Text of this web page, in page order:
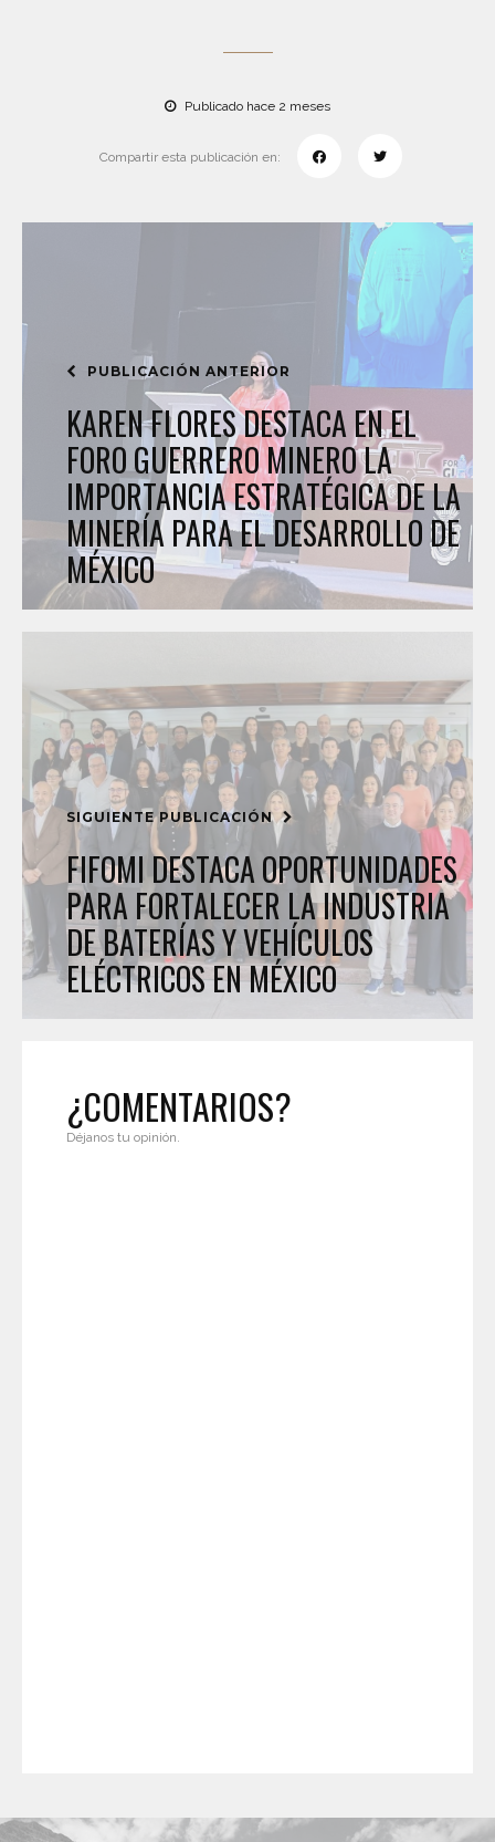
Publicado hace 2 meses
Compartir esta publicación en:
PUBLICACIÓN ANTERIOR
KAREN FLORES DESTACA EN EL
FORO GUERRERO MINERO LA
IMPORTANCIA ESTRATÉGICA DE LA
MINERÍA PARA EL DESARROLLO DE
MÉXICO
SIGUIENTE PUBLICACIÓN
FIFOMI DESTACA OPORTUNIDADES
PARA FORTALECER LA INDUSTRIA
DE BATERÍAS Y VEHÍCULOS
ELÉCTRICOS EN MÉXICO
¿COMENTARIOS?
Déjanos tu opinión.